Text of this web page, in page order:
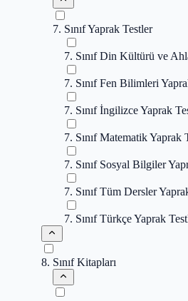
7. Sınıf Yaprak Testler
7. Sınıf Din Kültürü ve
7. Sınıf Fen Bilimleri
7. Sınıf İngilizce Yaprak
7. Sınıf Matematik Yaprak
7. Sınıf Sosyal Bilgiler
7. Sınıf Tüm Dersler
7. Sınıf Türkçe Yaprak
8. Sınıf Kitapları